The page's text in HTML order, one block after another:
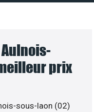
prix
sous-laon (02)